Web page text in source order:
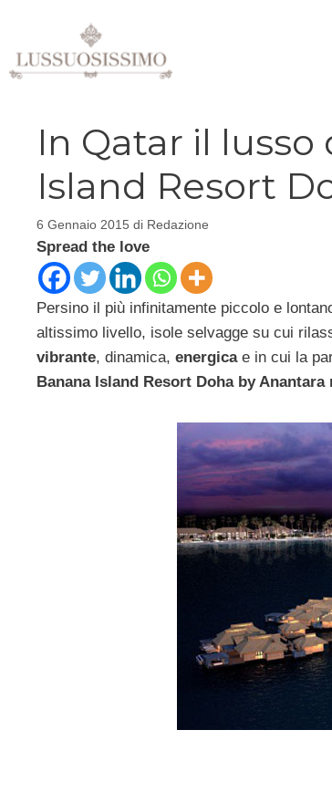
contenuto
In Qatar il lusso
Island Resort
6 Gennaio 2015 di Redazione
Spread the love
Persino il più infinitamente piccolo e
altissimo livello, isole selvagge su cui
vibrante, dinamica, energicae in cui la
Banana Island Resort Doha by